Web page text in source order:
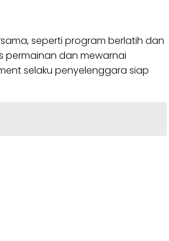
seperti program berlatih dan
permainan dan mewarnai
selaku penyelenggara siap